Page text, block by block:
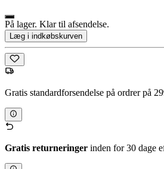
På lager. Klar til afsendelse.
Læg i indkøbskurven
Gratis standardforsendelse på ordrer på
Gratis returneringer inden for 30 dage